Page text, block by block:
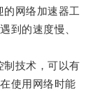
网络加速器工
到的速度慢、
技术，可以有
使用网络时能